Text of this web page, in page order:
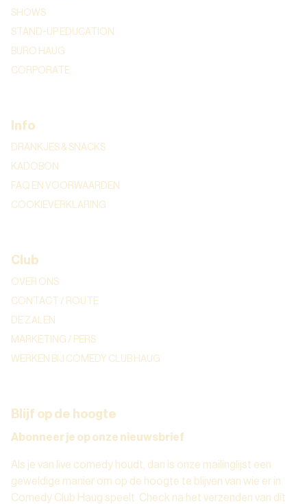
SHOWS
STAND-UP EDUCATION
BURO HAUG
CORPORATE
Info
DRANKJES & SNACKS
KADOBON
FAQ EN VOORWAARDEN
COOKIEVERKLARING
Club
OVER ONS
CONTACT / ROUTE
DE ZALEN
MARKETING / PERS
WERKEN BIJ COMEDY CLUB HAUG
Blijf op de hoogte
Abonneer je op onze nieuwsbrief
Als je van live comedy houdt, dan is onze mailinglijst een
geweldige manier om op de hoogte te blijven van wie er in
Comedy Club Haug speelt. Check na het verzenden van dit